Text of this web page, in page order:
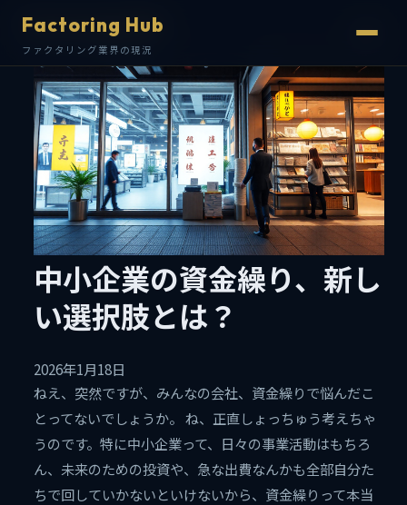
Factoring Hub
ファクタリング業界の現況
Factoring Hub
ファクタリング業界の現況
中小企業の資金繰り、新し
い選択肢とは？
2026年1月18日
ねえ、突然ですが、みんなの会社、資金繰りで悩んだこ
とってないでしょうか。 ね、正直しょっちゅう考えちゃ
うのです。特に中小企業って、日々の事業活動はもちろ
ん、未来のための投資や、急な出費なんかも全部自分た
ちで回していかないといけないから、資金繰りって本当